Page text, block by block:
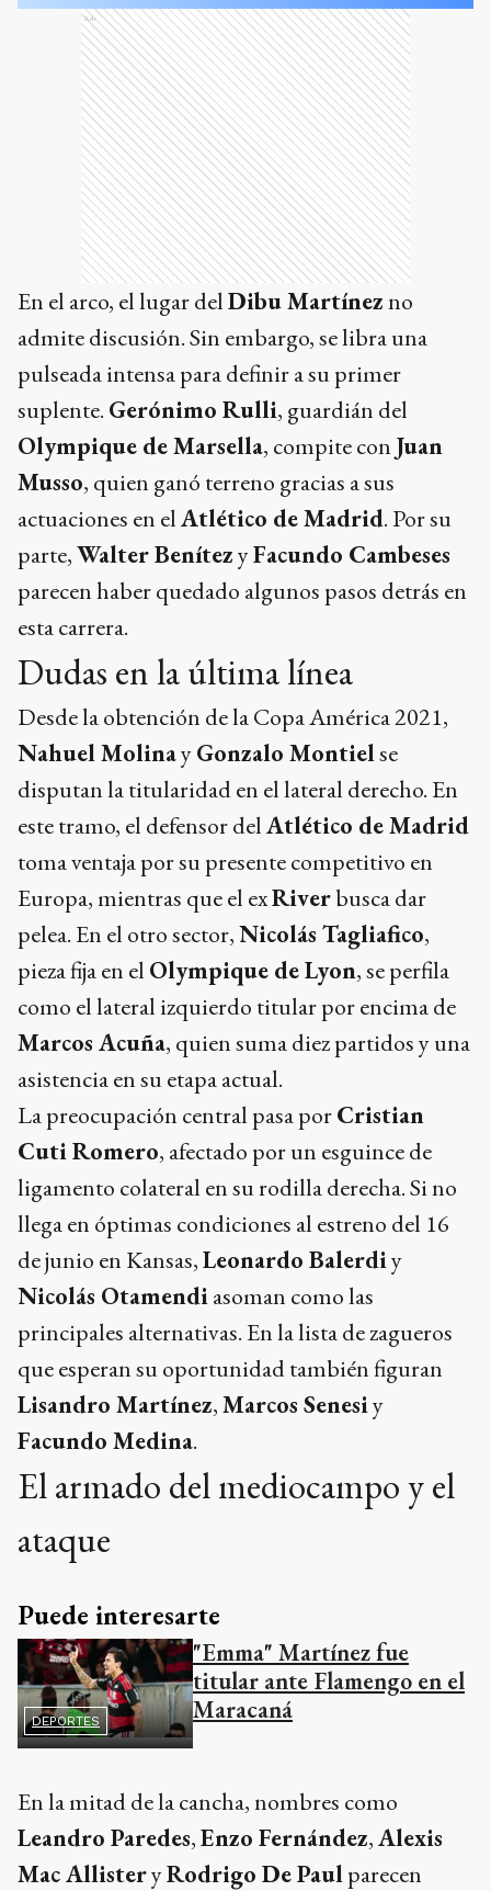
Ads
En el arco, el lugar delDibu Martínezno
admite discusión. Sin embargo, se libra una
pulseada intensa para definir a su primer
suplente. Gerónimo Rulli, guardián del
Olympique de Marsella, compite con Juan
Musso, quien ganó terreno gracias a sus
actuaciones en elAtlético de Madrid. Por su
parte,Walter BenítezyFacundo Cambeses
parecen haber quedado algunos pasos detrás en
esta carrera.
Dudas en la última línea
Desde la obtención de la Copa América 2021,
Nahuel MolinayGonzalo Montielse
disputan la titularidad en el lateral derecho. En
este tramo, el defensor delAtlético de Madrid
toma ventaja por su presente competitivo en
Europa, mientras que el exRiverbusca dar
pelea. En el otro sector,Nicolás Tagliafico,
pieza fija en el Olympique de Lyon, se perfila
como el lateral izquierdo titular por encima de
Marcos Acuña, quien suma diez partidos y una
asistencia en su etapa actual.
La preocupación central pasa porCristian
Cuti Romero, afectado por un esguince de
ligamento colateral en su rodilla derecha. Si no
llega en óptimas condiciones al estreno del 16
de junio en Kansas,Leonardo Balerdiy
Nicolás Otamendiasoman como las
principales alternativas. En la lista de zagueros
que esperan su oportunidad también figuran
Lisandro Martínez,Marcos Senesiy
Facundo Medina.
El armado del mediocampo y el
ataque
Puede interesarte
DEPORTES
"Emma" Martínez fue
titular ante Flamengo en el
Maracaná
En la mitad de la cancha, nombres como
Leandro Paredes,Enzo Fernández,Alexis
Mac AllisteryRodrigo De Paulparecen